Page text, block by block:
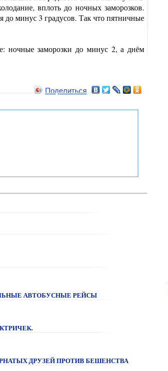
вплоть до ночных заморозков.
до минус 3 градусов. Так что пятничные
ночные заморозки до минус 2, а днём
Поделиться
АВТОБУСНЫЕ РЕЙСЫ
ДРУЗЕЙ ПРОТИВ БЕШЕНСТВА